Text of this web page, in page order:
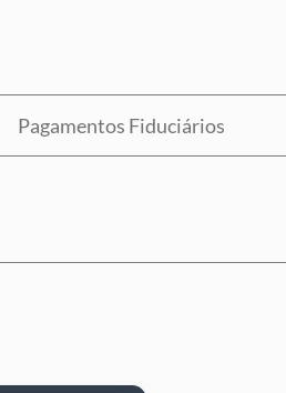
Pagamentos Fiduciários